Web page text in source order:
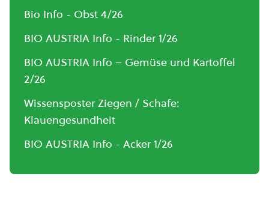
Bio Info - Obst 4/26
BIO AUSTRIA Info - Rinder 1/26
BIO AUSTRIA Info – Gemüse und Kartoffel
2/26
Wissensposter Ziegen / Schafe:
Klauengesundheit
BIO AUSTRIA Info - Acker 1/26